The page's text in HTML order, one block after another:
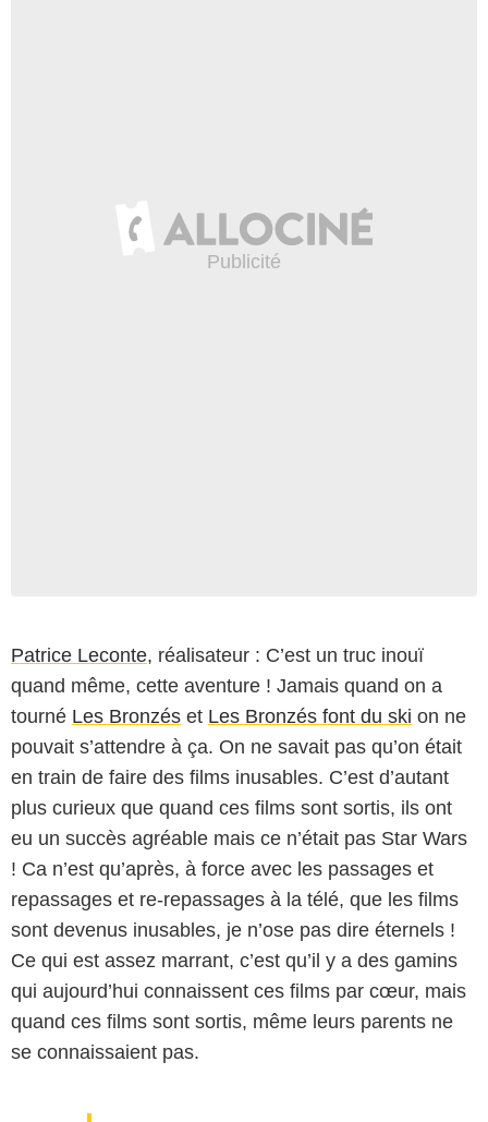
Patrice Leconte, réalisateur : C’est un truc inouï
quand même, cette aventure ! Jamais quand on a
tourné Les Bronzés et Les Bronzés font du ski on ne
pouvait s’attendre à ça. On ne savait pas qu’on était
en train de faire des films inusables. C’est d’autant
plus curieux que quand ces films sont sortis, ils ont
eu un succès agréable mais ce n’était pas Star Wars
! Ca n’est qu’après, à force avec les passages et
repassages et re-repassages à la télé, que les films
sont devenus inusables, je n’ose pas dire éternels !
Ce qui est assez marrant, c’est qu’il y a des gamins
qui aujourd’hui connaissent ces films par cœur, mais
quand ces films sont sortis, même leurs parents ne
se connaissaient pas.